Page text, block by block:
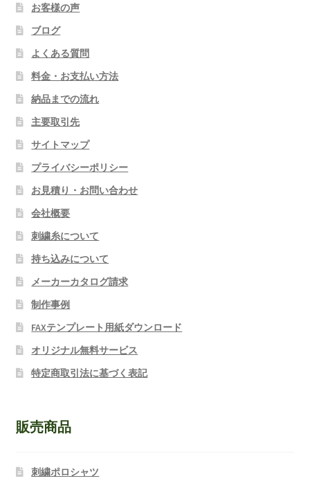
お客様の声
ブログ
よくある質問
料金・お支払い方法
納品までの流れ
主要取引先
サイトマップ
プライバシーポリシー
お見積り・お問い合わせ
会社概要
刺繍糸について
持ち込みについて
メーカーカタログ請求
制作事例
FAXテンプレート用紙ダウンロード
オリジナル無料サービス
特定商取引法に基づく表記
販売商品
刺繍ポロシャツ